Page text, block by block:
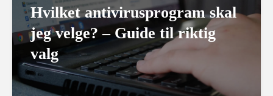
Hvilket antivirusprogram skal
jeg velge? – Guide til riktig
valg